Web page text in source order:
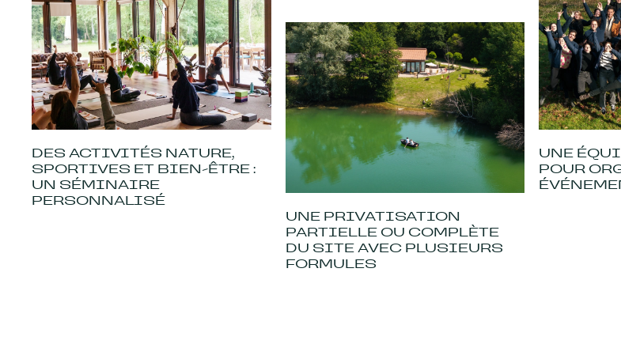
DES ACTIVITÉS NATURE,
SPORTIVES ET BIEN-ÊTRE :
UN SÉMINAIRE
PERSONNALISÉ
UNE PRIVATISATION
PARTIELLE OU COMPLÈTE
DU SITE AVEC PLUSIEURS
FORMULES
UNE
POUR